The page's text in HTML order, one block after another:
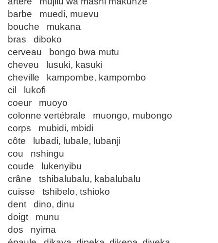
barbe muedi, muevu
bouche mukana
bras diboko
cerveau bongo bwa mutu
cheveu lusuki, kasuki
cheville kampombe, kampombo
cil lukofi
coeur muoyo
colonne vertébrale muongo, mubongo
corps mubidi, mbidi
côte lubadi, lubale, lubanji
cou nshingu
coude lukenyibu
crâne tshibalubalu, kabalubalu
cuisse tshibelo, tshioko
dent dino, dinu
doigt munu
dos nyima